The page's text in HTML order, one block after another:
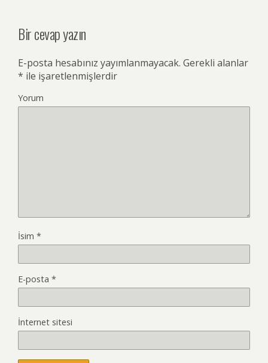
Bir cevap yazın
E-posta hesabınız yayımlanmayacak. Gerekli alanlar
* ile işaretlenmişlerdir
Yorum
İsim *
E-posta *
İnternet sitesi